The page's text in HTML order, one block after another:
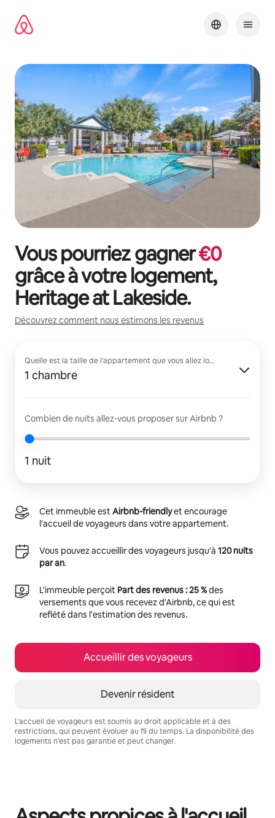
directement
Vous pourriez gagner€0
grâce à votre logement,
Heritage at Lakeside.
Découvrez comment nous estimons les revenus
Quelle est la taille de l'appartement que vous allez louer ?
1 chambre
Combien de nuits allez-vous proposer sur Airbnb ?
1 nuit
Cet immeuble estAirbnb-friendlyet encourage
l'accueil de voyageurs dans votre appartement.
Vous pouvez accueillir des voyageurs jusqu'à 120 nuits
par an.
L'immeuble perçoit Part des revenus : 25 %des
versements que vous recevez d'Airbnb, ce qui est
reflété dans l'estimation des revenus.
Accueillir des voyageurs
Devenir résident
L'accueil de voyageurs est soumis au droit applicable et à des
restrictions, qui peuvent évoluer au fil du temps. La disponibilité des
logements n'est pas garantie et peut changer.